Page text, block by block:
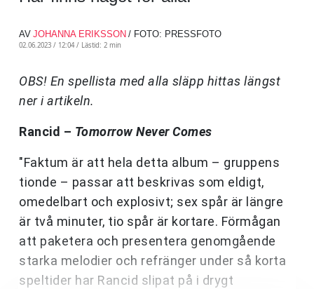
AV JOHANNA ERIKSSON / FOTO: PRESSFOTO
02.06.2023 / 12:04 / Lästid: 2 min
OBS! En spellista med alla släpp hittas längst
ner i artikeln.
Rancid – Tomorrow Never Comes
"Faktum är att hela detta album – gruppens
tionde – passar att beskrivas som eldigt,
omedelbart och explosivt; sex spår är längre
är två minuter, tio spår är kortare. Förmågan
att paketera och presentera genomgående
starka melodier och refränger under så korta
speltider har Rancid slipat på i drygt